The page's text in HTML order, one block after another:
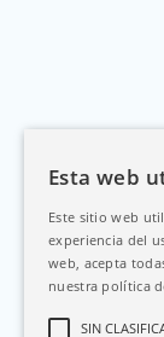
Esta web
Este sitio web
experiencia del
web, acepta
nuestra política
SIN